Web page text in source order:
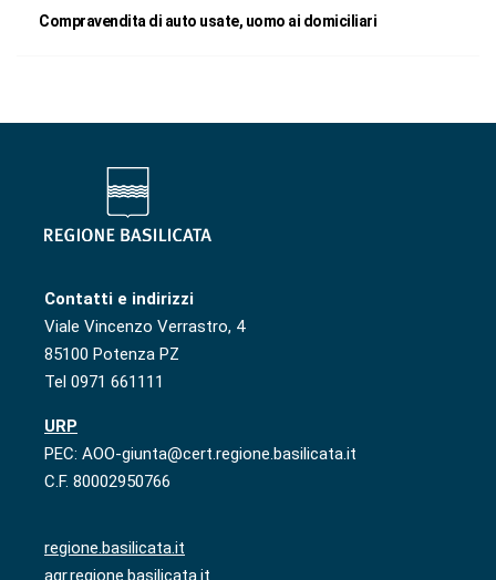
Compravendita di auto usate, uomo ai domiciliari
Contatti e indirizzi
Viale Vincenzo Verrastro, 4
85100 Potenza PZ
Tel 0971 661111
URP
PEC: AOO-giunta@cert.regione.basilicata.it
C.F. 80002950766
regione.basilicata.it
agr.regione.basilicata.it